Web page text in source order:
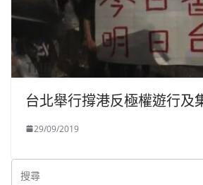
台北舉行撐港反極權遊行及
29/09/2019